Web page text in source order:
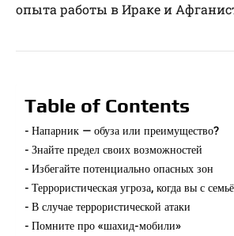
опыта работы в Ираке и
Table of Contents
Напарник — обуза или преимущество?
Знайте предел своих возможностей
Избегайте потенциально опасных зон
Террористическая угроза, когда вы с
В случае террористической атаки
Помните про «шахид-мобили»